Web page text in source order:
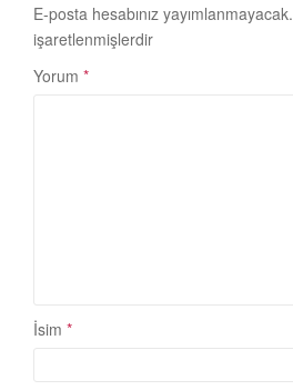
E-posta hesabınız yayımlanmayacak.
işaretlenmişlerdir
Yorum *
İsim *